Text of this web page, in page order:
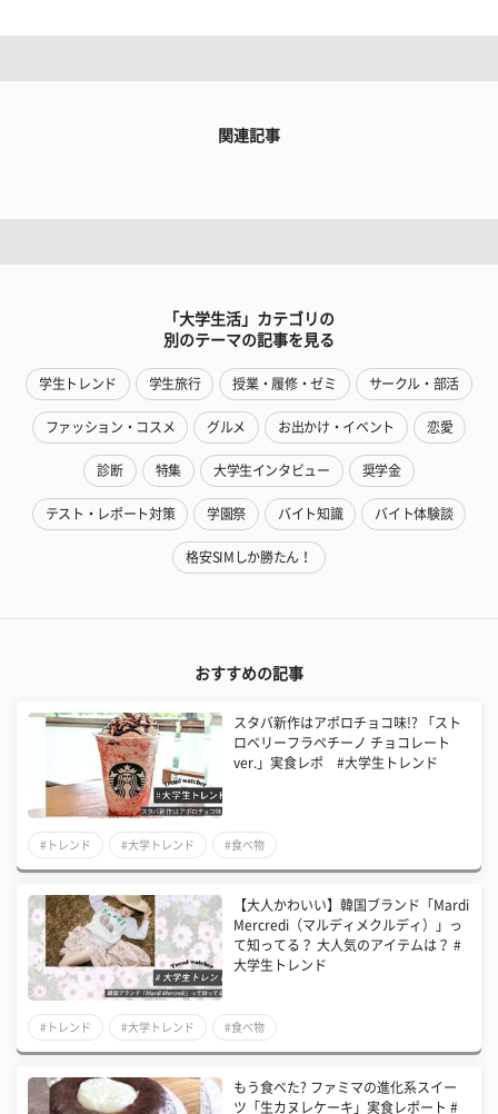
関連記事
「大学生活」カテゴリの
別のテーマの記事を見る
学生トレンド 学生旅行 授業・履修・ゼミ サークル・部活
ファッション・コスメ グルメ お出かけ・イベント 恋愛
診断 特集 大学生インタビュー 奨学金
テスト・レポート対策 学園祭 バイト知識 バイト体験談
格安SIMしか勝たん！
おすすめの記事
スタバ新作はアポロチョコ味!? 「スト
ロベリーフラペチーノ チョコレート
ver.」実食レポ #大学生トレンド
#トレンド #大学トレンド #食べ物
【大人かわいい】韓国ブランド「Mardi
Mercredi（マルディメクルディ）」っ
て知ってる？ 大人気のアイテムは？ #
大学生トレンド
#トレンド #大学トレンド #食べ物
もう食べた? ファミマの進化系スイー
ツ「生カヌレケーキ」実食レポート #